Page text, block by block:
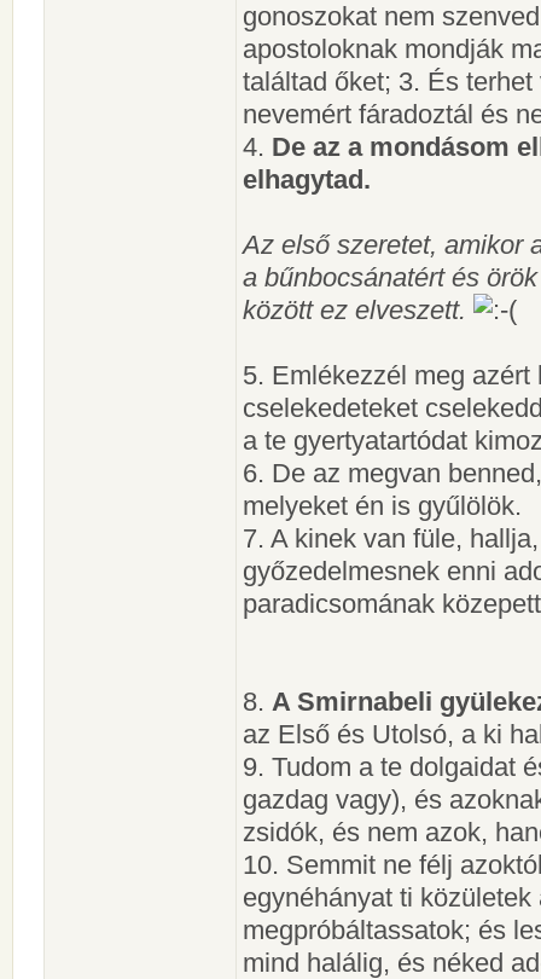
gonoszokat nem
apostoloknak mondják
találtad őket; 3. És
nevemért fáradoztál és
4. De az a mondásom
elhagytad.
Az első szeretet, amikor
a bűnbocsánatért és
között ez elveszett.
5. Emlékezzél meg
cselekedeteket
a te gyertyatartódat
6. De az megvan
melyeket én is gyűlölök.
7. A kinek van füle,
győzedelmesnek enni
paradicsomának
8. A Smirnabeli
az Első és Utolsó, a ki
9. Tudom a te dolgaidat
gazdag vagy), és
zsidók, és nem azok,
10. Semmit ne félj
egynéhányat ti
megpróbáltassatok; és
mind halálig, és néked